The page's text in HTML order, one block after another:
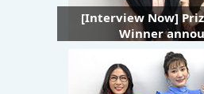
[Interview Now]
Winner